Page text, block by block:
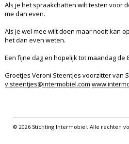
Als je het spraakchatten wilt testen voor
me dan even.
Als je wel mee wilt doen maar nooit kan
het dan even weten.
Een fijne dag en hopelijk tot maandag de
Groetjes Veroni Steentjes voorzitter van
v.steentjes@intermobiel.com
© 2026 Stichting Intermobiel. Alle rechten